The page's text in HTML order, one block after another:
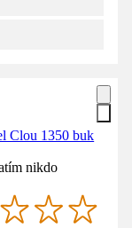
Clou 1350 buk
nikdo